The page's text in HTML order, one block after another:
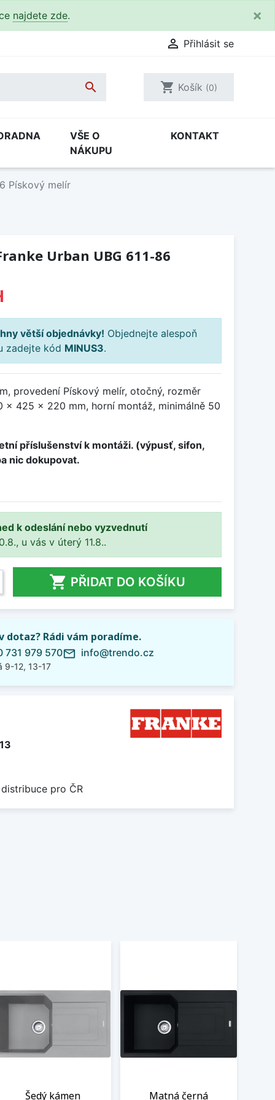
najdete zde. ×
 Přihlásit se
 shopping_cart Košík (0)
VŠE O
NÁKUPU
KONTAKT
Pískový melír
Urban UBG 611-86
větší objednávky! Objednejte alespoň
zadejte kód MINUS3.
provedení Pískový melír, otočný, rozměr
x 425 x 220 mm, horní montáž, minimálně 50
příslušenství k montáži. (výpusť, sifon,
nic dokupovat.
k odeslání nebo vyzvednutí
u vás v úterý 11.8..
 PŘIDAT DO KOŠÍKU
dotaz? Rádi vám poradíme.
731 979 570
9-12, 13-17
mail_outline info@trendo.cz
pro ČR
Šedý kámen Matná černá